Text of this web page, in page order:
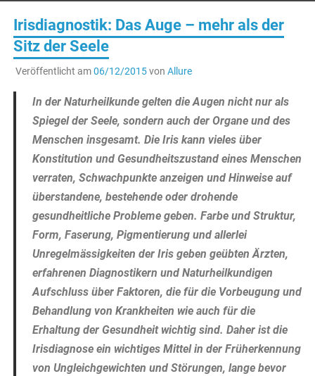
Irisdiagnostik: Das Auge – mehr als der
Sitz der Seele
Veröffentlicht am06/12/2015von Allure
In der Naturheilkunde gelten die Augen nicht nur als
Spiegel der Seele, sondern auch der Organe und des
Menschen insgesamt. Die Iris kann vieles über
Konstitution und Gesundheitszustand eines Menschen
verraten, Schwachpunkte anzeigen und Hinweise auf
überstandene, bestehende oder drohende
gesundheitliche Probleme geben. Farbe und Struktur,
Form, Faserung, Pigmentierung und allerlei
Unregelmässigkeiten der Iris geben geübten Ärzten,
erfahrenen Diagnostikern und Naturheilkundigen
Aufschluss über Faktoren, die für die Vorbeugung und
Behandlung von Krankheiten wie auch für die
Erhaltung der Gesundheit wichtig sind. Daher ist die
Irisdiagnose ein wichtiges Mittel in der Früherkennung
von Ungleichgewichten und Störungen, lange bevor